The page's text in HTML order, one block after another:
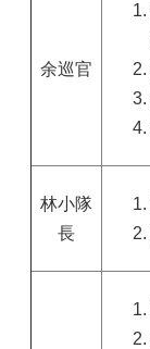
余巡官
林小隊
長